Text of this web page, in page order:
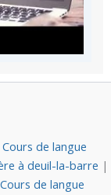
Cours de langue
à deuil-la-barre |
Cours de langue